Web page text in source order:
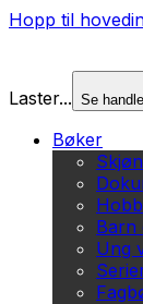
Hopp til
Laster... Se
Bøker
Barn
Ung